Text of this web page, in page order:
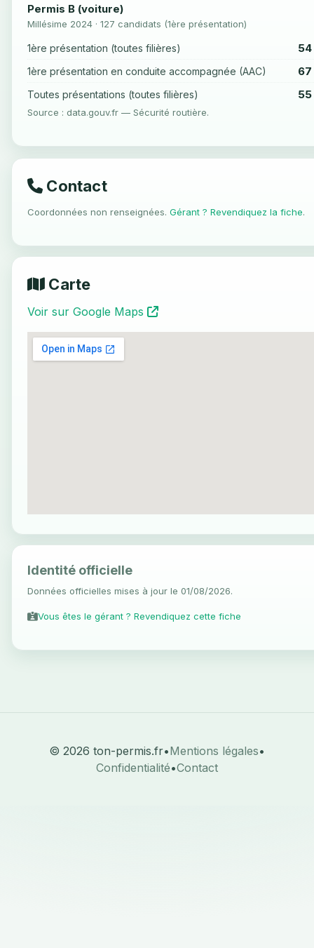
Permis B (voiture)
Millésime 2024 · 127 candidats (1ère présentation)
1ère présentation (toutes filières) 54
1ère présentation en conduite accompagnée (AAC) 67
Toutes présentations (toutes filières) 55
Source : data.gouv.fr — Sécurité routière.
Contact
Coordonnées non renseignées. Gérant ? Revendiquez la fiche.
Carte
Voir sur Google Maps
Identité officielle
Données officielles mises à jour le 01/08/2026.
Vous êtes le gérant ? Revendiquez cette fiche
© 2026 ton-permis.fr•Mentions légales•
Confidentialité•Contact